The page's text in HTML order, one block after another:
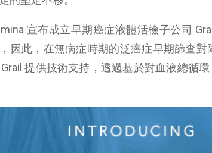
宣布成立早期癌症液體活檢子公司
因此，在無病症時期的泛癌症早期篩查
提供技術支持，透過基於對血液總循環